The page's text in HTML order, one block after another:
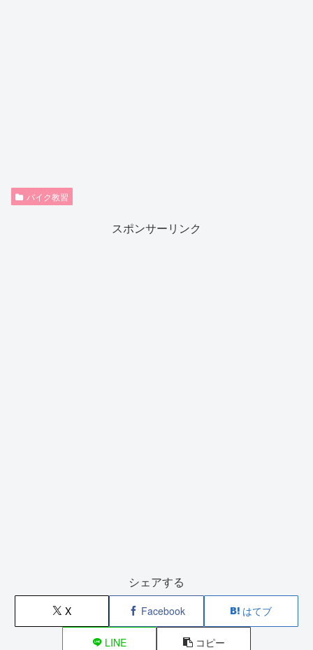
バイク教習
スポンサーリンク
シェアする
X Facebook はてブ
LINE コピー